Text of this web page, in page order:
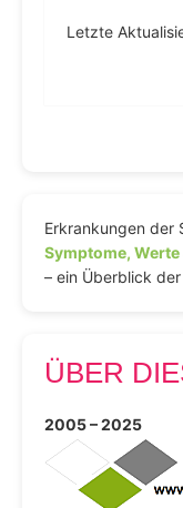
Letzte
Erkrankungen der
Symptome, Werte
– ein Überblick
ÜBER
2005 – 2025